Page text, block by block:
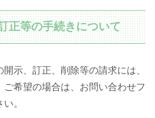
正等の手続きについて
示、訂正、削除等の請求には、
希望の場合は、お問い合わせフ
。